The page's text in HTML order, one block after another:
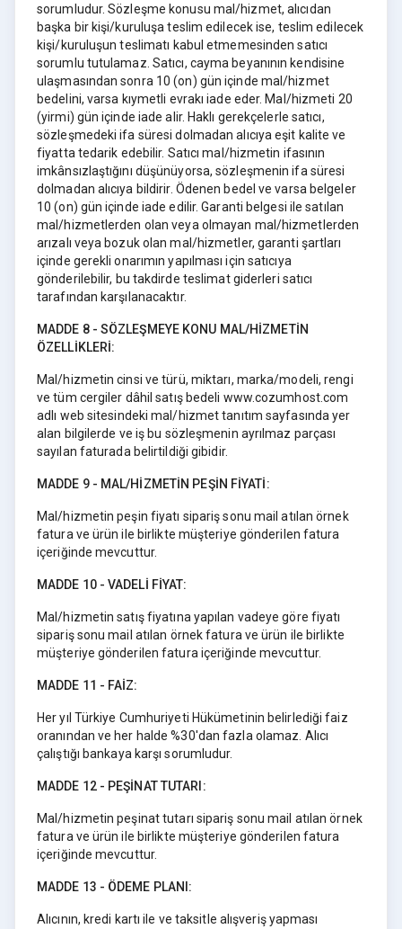
sorumludur. Sözleşme konusu mal/hizmet, alıcıdan
başka bir kişi/kuruluşa teslim edilecek ise, teslim edilecek
kişi/kuruluşun teslimatı kabul etmemesinden satıcı
sorumlu tutulamaz. Satıcı, cayma beyanının kendisine
ulaşmasından sonra 10 (on) gün içinde mal/hizmet
bedelini, varsa kıymetli evrakı iade eder. Mal/hizmeti 20
(yirmi) gün içinde iade alir. Haklı gerekçelerle satıcı,
sözleşmedeki ifa süresi dolmadan alıcıya eşit kalite ve
fiyatta tedarik edebilir. Satıcı mal/hizmetin ifasının
imkânsızlaştığını düşünüyorsa, sözleşmenin ifa süresi
dolmadan alıcıya bildirir. Ödenen bedel ve varsa belgeler
10 (on) gün içinde iade edilir. Garanti belgesi ile satılan
mal/hizmetlerden olan veya olmayan mal/hizmetlerden
arızalı veya bozuk olan mal/hizmetler, garanti şartları
içinde gerekli onarımın yapılması için satıcıya
gönderilebilir, bu takdirde teslimat giderleri satıcı
tarafından karşılanacaktır.
MADDE 8 - SÖZLEŞMEYE KONU MAL/HİZMETİN
ÖZELLİKLERİ:
Mal/hizmetin cinsi ve türü, miktarı, marka/modeli, rengi
ve tüm cergiler dâhil satış bedeli www.cozumhost.com
adlı web sitesindeki mal/hizmet tanıtım sayfasında yer
alan bilgilerde ve iş bu sözleşmenin ayrılmaz parçası
sayılan faturada belirtildiği gibidir.
MADDE 9 - MAL/HİZMETİN PEŞİN FİYATİ:
Mal/hizmetin peşin fiyatı sipariş sonu mail atılan örnek
fatura ve ürün ile birlikte müşteriye gönderilen fatura
içeriğinde mevcuttur.
MADDE 10 - VADELİ FİYAT:
Mal/hizmetin satış fiyatına yapılan vadeye göre fiyatı
sipariş sonu mail atılan örnek fatura ve ürün ile birlikte
müşteriye gönderilen fatura içeriğinde mevcuttur.
MADDE 11 - FAİZ:
Her yıl Türkiye Cumhuriyeti Hükümetinin belirlediği faiz
oranından ve her halde %30'dan fazla olamaz. Alıcı
çalıştığı bankaya karşı sorumludur.
MADDE 12 - PEŞİNAT TUTARI:
Mal/hizmetin peşinat tutarı sipariş sonu mail atılan örnek
fatura ve ürün ile birlikte müşteriye gönderilen fatura
içeriğinde mevcuttur.
MADDE 13 - ÖDEME PLANI:
Alıcının, kredi kartı ile ve taksitle alışveriş yapması